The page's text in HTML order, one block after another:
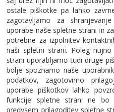
ostale piškotke pa lahko
zagotavljamo za
uporabe naše spletne strani in
potrebne za izpolnitev
naši spletni strani. Poleg
strani uporabljamo tudi druge
bolje spoznamo naše
podatkov, zagotovimo
uporabe piškotkov lahko
funkcije spletne strani ne bo
predvsem prilagoditev spletne